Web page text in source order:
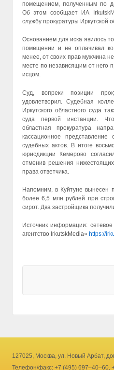
помещением, полученным по
Об этом сообщает ИА
службу прокуратуры Иркутской
Основанием для иска явилось
помещении и не оплачивал
менее, от своих прав мужчина
месте по независящим от него
исцом.
Суд, вопреки позиции
удовлетворил. Судебная
Иркутского областного суда
суда первой инстанции.
областная прокуратура
кассационное
судебных актов. В итоге
юрисдикции Кемерово
отменив решения
права ответчика.
Напомним, в Куйтуне вынесен
более 6,5 млн рублей при
сирот. Два застройщика
Источник информации:
агентство IrkutskMedia» https://
127025, Москва, ул. Новый Арбат,
Телефон/факс: +7 (495) 697–40–60,